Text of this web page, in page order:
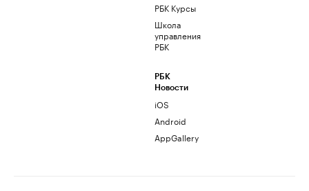
РБК Курсы
Школа
управления
РБК
РБК
Новости
iOS
Android
AppGallery